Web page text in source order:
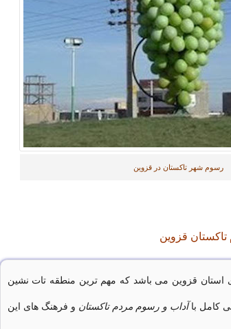
رسوم شهر تاکستان در قزوین
تاکستان قزوین
استان قزوین می باشد که مهم ترین منطقه تات نشین
کامل باآداب و رسوم مردم تاکستان و فرهنگ های این